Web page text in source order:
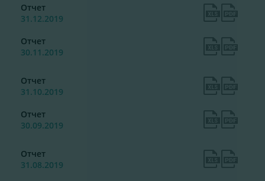
Отчет
31.12.2019
Отчет
30.11.2019
Отчет
31.10.2019
Отчет
30.09.2019
Отчет
31.08.2019